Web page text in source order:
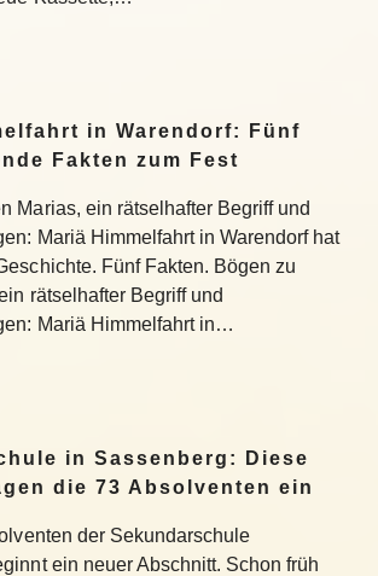
in Warendorf: Fünf
Fakten zum Fest
Marias, ein rätselhafter Begriff und
Mariä Himmelfahrt in Warendorf hat
Fünf Fakten. Bögen zu
rätselhafter Begriff und
Mariä Himmelfahrt in…
in Sassenberg: Diese
die 73 Absolventen ein
der Sekundarschule
ein neuer Abschnitt. Schon früh